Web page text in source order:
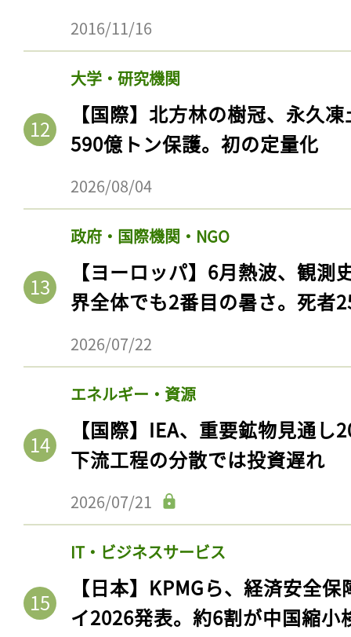
2016/11/16
大学・研究機関
【国際】北方林の樹冠、永久
590億トン保護。初の定量化
2026/08/04
政府・国際機関・NGO
【ヨーロッパ】6月熱波、観
界全体でも2番目の暑さ。死者
2026/07/22
エネルギー・資源
【国際】IEA、重要鉱物見通
下流工程の分散では投資遅れ
2026/07/21
IT・ビジネスサービス
【日本】KPMGら、経済安全
イ2026発表。約6割が中国縮小
ログイン
会員登録